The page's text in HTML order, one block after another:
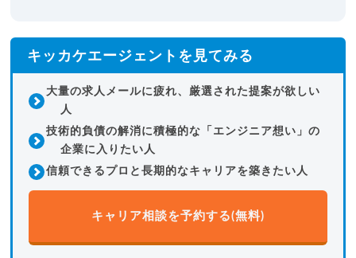
キッカケエージェントを見てみる
大量の求人メールに疲れ、厳選された提案が欲しい
人
技術的負債の解消に積極的な「エンジニア想い」の
企業に入りたい人
信頼できるプロと長期的なキャリアを築きたい人
キャリア相談を予約する(無料)